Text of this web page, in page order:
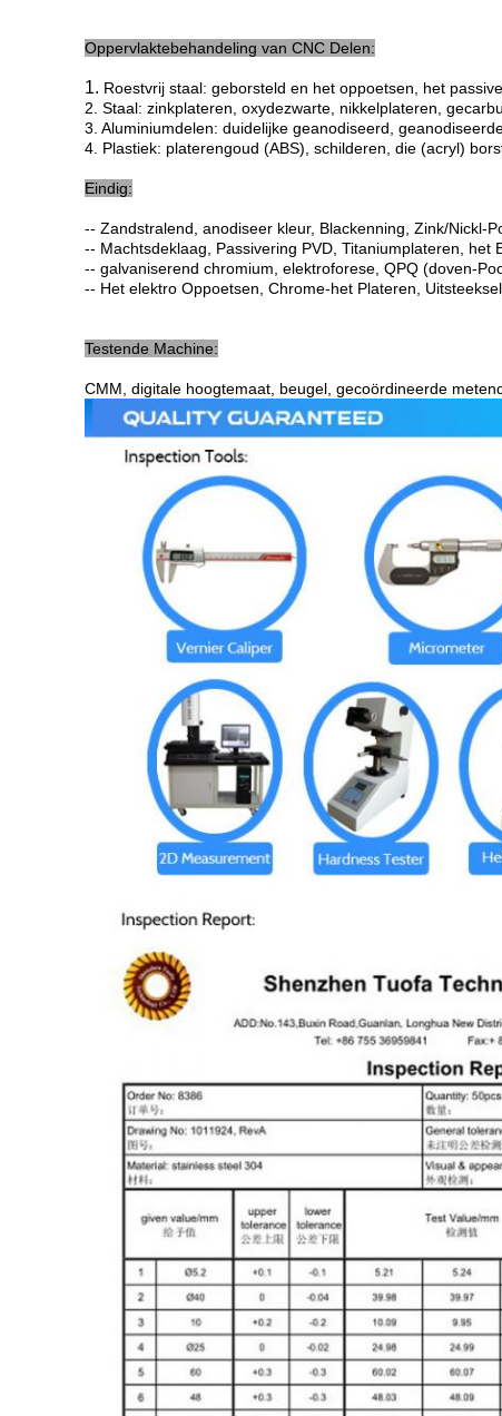
Oppervlaktebehandeling van CNC Delen:
1. Roestvrij staal: geborsteld en het oppoetsen, het
2. Staal: zinkplateren, oxydezwarte, nikkelplateren,
3. Aluminiumdelen: duidelijke geanodiseerd,
4. Plastiek: platerengoud (ABS), schilderen, die (acryl)
Eindig:
-- Zandstralend, anodiseer kleur, Blackenning, Zink/Nickl-
-- Machtsdeklaag, Passivering PVD, Titaniumplateren, het
-- galvaniserend chromium, elektroforese, QPQ (doven-
-- Het elektro Oppoetsen, Chrome-het Plateren,
Testende Machine:
CMM, digitale hoogtemaat, beugel, gecoördineerde